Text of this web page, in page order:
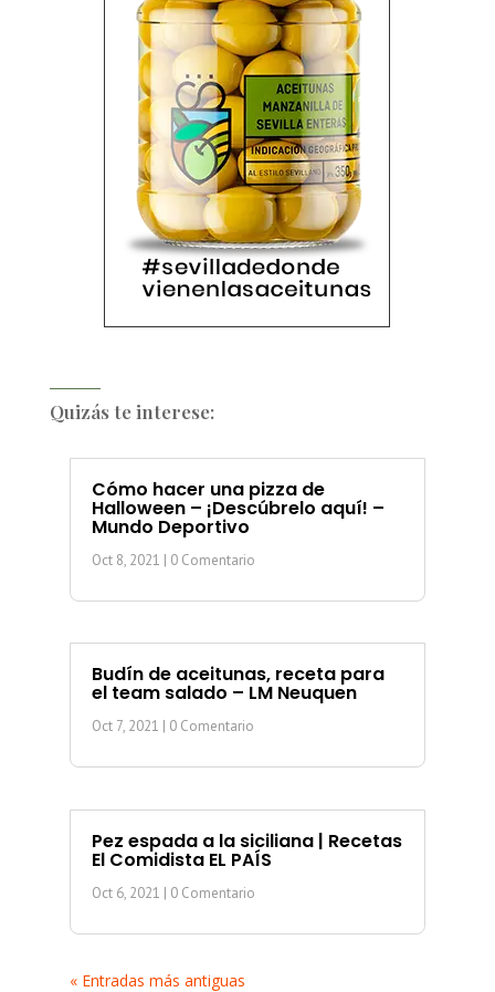
Quizás te interese:
Cómo hacer una pizza de
Halloween – ¡Descúbrelo aquí! –
Mundo Deportivo
Oct 8, 2021 | 0 Comentario
Budín de aceitunas, receta para
el team salado – LM Neuquen
Oct 7, 2021 | 0 Comentario
Pez espada a la siciliana | Recetas
El Comidista EL PAÍS
Oct 6, 2021 | 0 Comentario
« Entradas más antiguas